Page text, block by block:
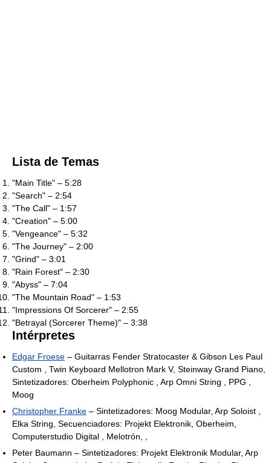
Lista de Temas
"Main Title" – 5:28
"Search" – 2:54
"The Call" – 1:57
"Creation" – 5:00
"Vengeance" – 5:32
"The Journey" – 2:00
"Grind" – 3:01
"Rain Forest" – 2:30
"Abyss" – 7:04
"The Mountain Road" – 1:53
"Impressions Of Sorcerer" – 2:55
"Betrayal (Sorcerer Theme)" – 3:38
Intérpretes
Edgar Froese – Guitarras Fender Stratocaster & Gibson Les Paul
Custom , Twin Keyboard Mellotron Mark V, Steinway Grand Piano,
Sintetizadores: Oberheim Polyphonic , Arp Omni String , PPG ,
Moog
Christopher Franke – Sintetizadores: Moog Modular, Arp Soloist ,
Elka String, Secuenciadores: Projekt Elektronik, Oberheim,
Computerstudio Digital , Melotrón, ,
Peter Baumann – Sintetizadores: Projekt Elektronik Modular, Arp